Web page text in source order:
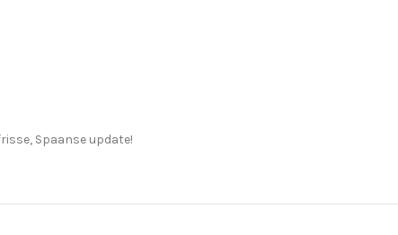
Spaanse update!